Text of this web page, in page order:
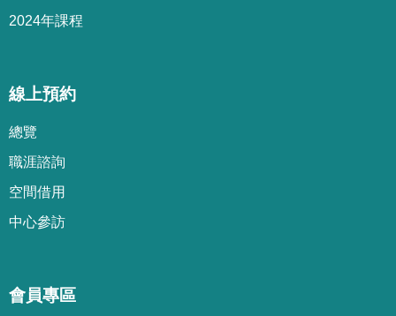
2024年課程
線上預約
總覽
職涯諮詢
空間借用
中心參訪
會員專區